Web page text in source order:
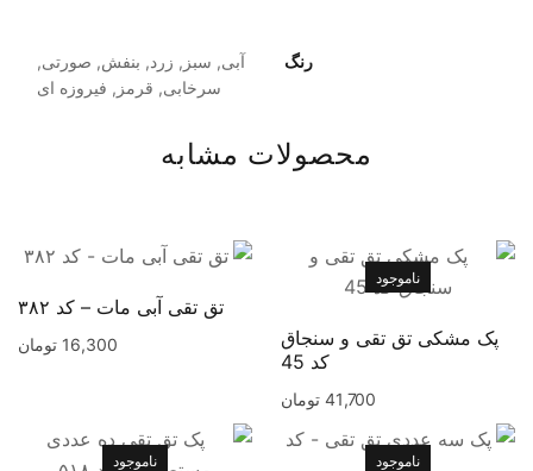
رنگ
آبی, سبز, زرد, بنفش, صورتی,
سرخابی, قرمز, فیروزه ای
محصولات مشابه
ناموجود
پک مشکی تق تقی و سنجاق
کد 45
41,700 تومان
تق تقی آبی مات – کد ۳۸۲
16,300 تومان
ناموجود ناموجود